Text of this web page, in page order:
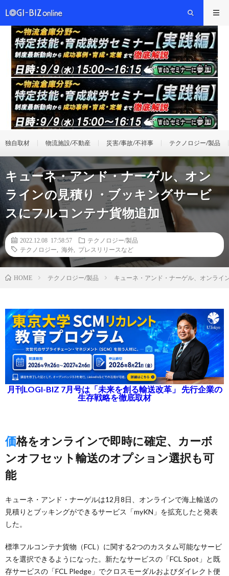
独自取材 物流施設/不動産 災害/事故/不祥事 テクノロジー/製品
キューネ・アンド・ナーゲル、オン
ラインの見積り・ブッキングサービ
スにフルコンテナ貨物追加
2022.12.08 17:58:57
テクノロジー/製品
テクノロジー
海外 プレスリリースなど
HOME テクノロジー/製品 キューネ・アンド・ナーゲル、オンライ
月刊LOGI-BIZ 7月号は「未来を創る輸送改革」 先行企業の
生存戦略を徹底取材
価格をオンラインで即時に確定、カーボ
ンオフセット輸送のオプション選択も可
能
キューネ・アンド・ナーゲルは12月8日、オンラインで海上輸送の
見積りとブッキングができるサービス「myKN」を拡充したと発表
した。
標準フルコンテナ貨物（FCL）に関する2つのカスタム可能なサービ
スを選択できるようになった。新たなサービスの「FCL Spot」と既
存サービスの「FCL Pledge」でクロスモーダルおよびダイレクト便